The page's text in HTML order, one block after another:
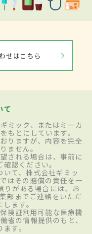
せはこちら
て
ミック、またはミーカ
もとにしています。
りますが、内容を完全
ません。
される場合は、事前に
認ください。
て、株式会社ギミッ
はその賠償の責任を一
りがある場合には、お
部までご連絡をいただ
ます。
険証利用可能な医療機
省の情報提供のもと、
す。